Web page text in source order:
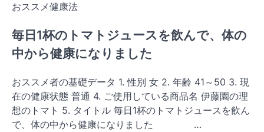
おススメ健康法
毎日1杯のトマトジュースを飲んで、体の
中から健康になりました
おススメ者の基礎データ 1. 性別 女 2. 年齢 41～50 3. 現
在の健康状態 普通 4. ご使用している商品名 伊藤園の理
想のトマト 5. タイトル 毎日1杯のトマトジュースを飲ん
で、体の中から健康になりました …